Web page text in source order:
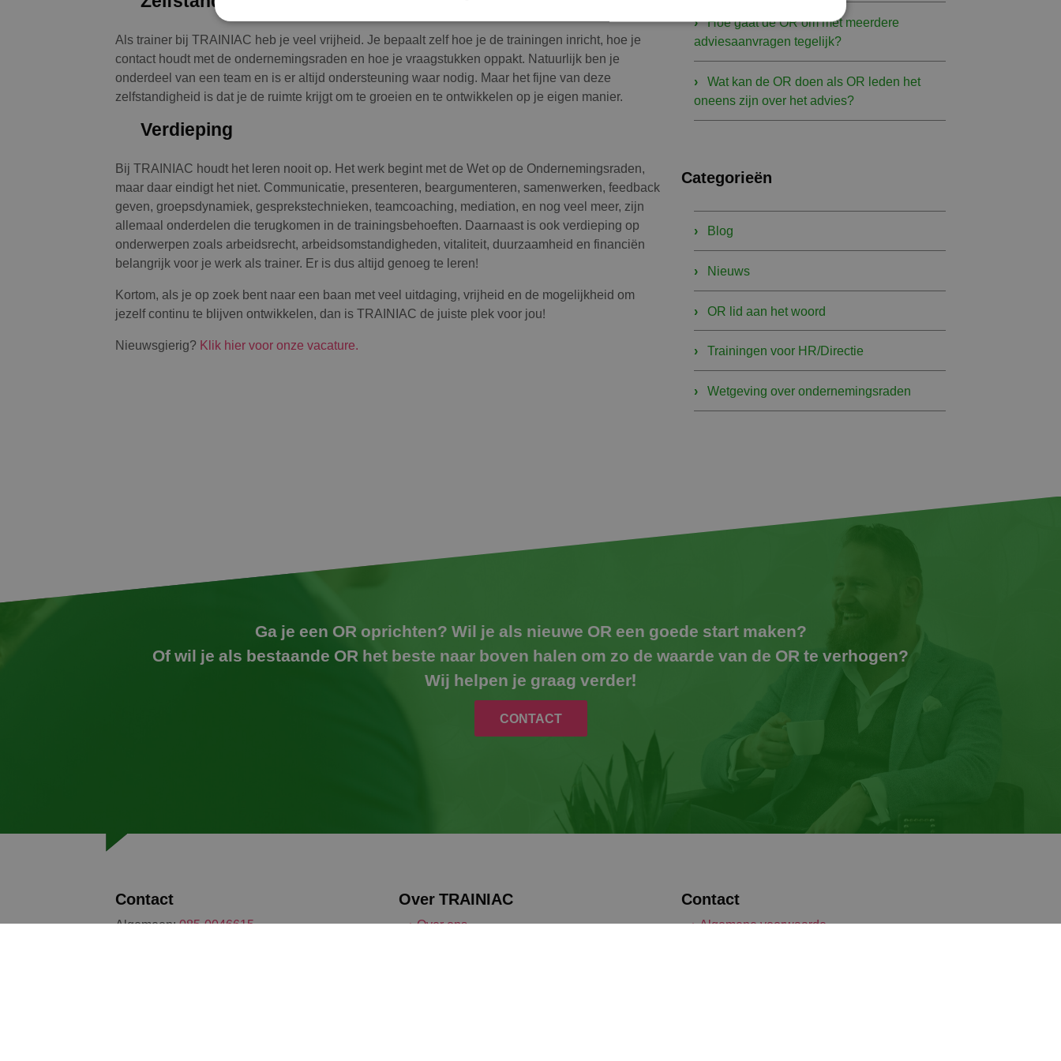
Als trainer bij TRAINIAC heb je veel vrijheid. Je bepaalt zelf hoe je de trainingen inricht, hoe je
contact houdt met de ondernemingsraden en hoe je vraagstukken oppakt. Natuurlijk ben je
onderdeel van een team en is er altijd ondersteuning waar nodig. Maar het fijne van deze
zelfstandigheid is dat je de ruimte krijgt om te groeien en te ontwikkelen op je eigen manier.
Verdieping
Bij TRAINIAC houdt het leren nooit op. Het werk begint met de Wet op de Ondernemingsraden,
maar daar eindigt het niet. Communicatie, presenteren, beargumenteren, samenwerken, feedback
geven, groepsdynamiek, gesprekstechnieken, teamcoaching, mediation, en nog veel meer, zijn
allemaal onderdelen die terugkomen in de trainingsbehoeften. Daarnaast is ook verdieping op
onderwerpen zoals arbeidsrecht, arbeidsomstandigheden, vitaliteit, duurzaamheid en financiën
belangrijk voor je werk als trainer. Er is dus altijd genoeg te leren!
Kortom, als je op zoek bent naar een baan met veel uitdaging, vrijheid en de mogelijkheid om
jezelf continu te blijven ontwikkelen, dan is TRAINIAC de juiste plek voor jou!
Nieuwsgierig? Klik hier voor onze vacature.
Hoe gaat de OR om met meerdere
adviesaanvragen tegelijk?
Wat kan de OR doen als OR leden het
oneens zijn over het advies?
Categorieën
Blog
Nieuws
OR lid aan het woord
Trainingen voor HR/Directie
Wetgeving over ondernemingsraden
Ga je een OR oprichten? Wil je als nieuwe OR een goede start maken?
Of wil je als bestaande OR het beste naar boven halen om zo de waarde van de OR te verhogen?
Wij helpen je graag verder!
CONTACT
Contact
Algemeen:085-0046615
Over TRAINIAC
Over ons
Contact
Algemene voorwaarde